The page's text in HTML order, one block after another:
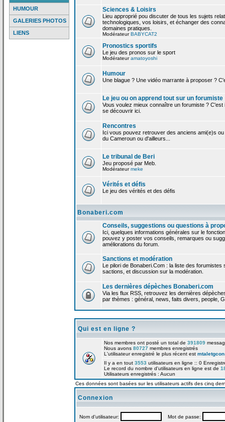
HUMOUR
GALERIES PHOTOS
LIENS
Sciences & Loisirs
Lieu approprié pou discuter de tous les sujets
technologiques, vos loisirs, et échanger des
domaines pratiques.
ModérateurBABYCAT2
Pronostics sportifs
Le jeu des pronos sur le sport
Modérateuramatoyoshi
Humour
Une blague ? Une vidéo marrante à proposer ?
Le jeu ou on apprend tout sur un forumiste
Vous voulez mieux connaître un forumiste ? C'est
se découvrir ici.
Rencontres
Ici vous pouvez retrouver des anciens ami(e)s
du Cameroun ou d'ailleurs...
Le tribunal de Beri
Jeu proposé par Meb.
Modérateurmeke
Vérités et défis
Le jeu des vérités et des défis
Bonaberi.com
Conseils, suggestions ou questions à
Ici, quelques informations générales sur le
pouvez y poster vos conseils, remarques ou
améliorations du forum.
Sanctions et modération
Le pilori de Bonaberi.Com : la liste des
sactions, et discussion sur la modération.
Les dernières dépèches Bonaberi.com
Via les flux RSS, retrouvez les dernières
par thèmes : général, news, faits divers, people,
Qui est en ligne ?
Nos membres ont posté un total de 391809
Nous avons 80727 membres enregistrés
L'utilisateur enregistré le plus récent est mtaletgcon
Il y a en tout 3553 utilisateurs en ligne :: 0
Le record du nombre d'utilisateurs en ligne est de
Utilisateurs enregistrés : Aucun
Ces données sont basées sur les utilisateurs actifs des cinq
Connexion
Nom d'utilisateur: Mot de passe: